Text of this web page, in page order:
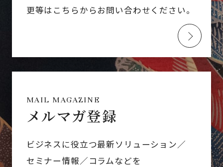
更等はこちらからお問い合わせください。
MAIL MAGAZINE
メルマガ登録
ビジネスに役立つ最新ソリューション／
セミナー情報／コラムなどを